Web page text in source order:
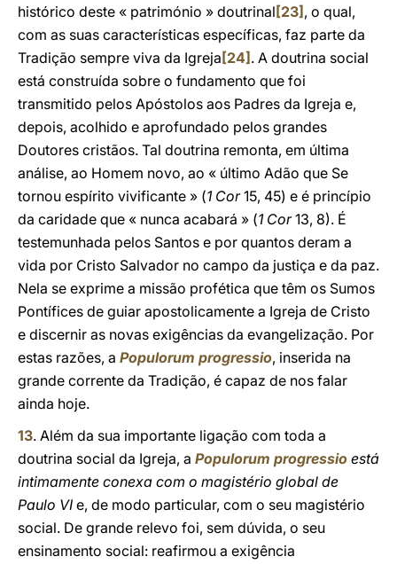
histórico deste « património » doutrinal [23] , o qual,
com as suas características específicas, faz parte da
Tradição sempre viva da Igreja [24] . A doutrina social
está construída sobre o fundamento que foi
transmitido pelos Apóstolos aos Padres da Igreja e,
depois, acolhido e aprofundado pelos grandes
Doutores cristãos. Tal doutrina remonta, em última
análise, ao Homem novo, ao « último Adão que Se
tornou espírito vivificante » (1 Cor15, 45) e é princípio
da caridade que « nunca acabará » (1 Cor13, 8). É
testemunhada pelos Santos e por quantos deram a
vida por Cristo Salvador no campo da justiça e da paz.
Nela se exprime a missão profética que têm os Sumos
Pontífices de guiar apostolicamente a Igreja de Cristo
e discernir as novas exigências da evangelização. Por
estas razões, a Populorum progressio, inserida na
grande corrente da Tradição, é capaz de nos falar
ainda hoje.
13. Além da sua importante ligação com toda a
doutrina social da Igreja, a Populorum progressio está
intimamente conexa com o magistério global de
Paulo VI e, de modo particular, com o seu magistério
social. De grande relevo foi, sem dúvida, o seu
ensinamento social: reafirmou a exigência